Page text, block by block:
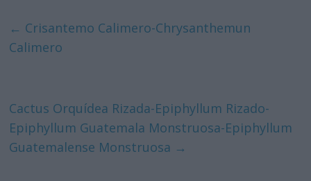
← Crisantemo Calimero-Chrysanthemun
Calimero
Cactus Orquídea Rizada-Epiphyllum Rizado-
Epiphyllum Guatemala Monstruosa-Epiphyllum
Guatemalense Monstruosa →